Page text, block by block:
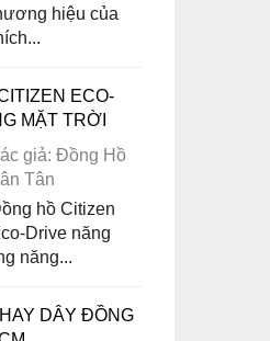
hiệu của
ECO-
MẶT TRỜI
giả: Đồng Hồ
Tân
hồ Citizen
Drive năng
năng...
DÂY ĐỒNG